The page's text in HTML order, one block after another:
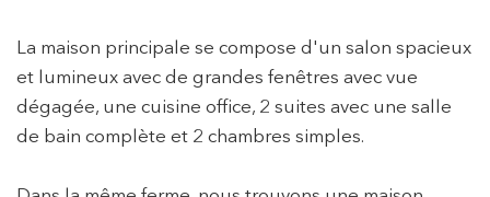
La maison principale se compose d'un salon spacieux
et lumineux avec de grandes fenêtres avec vue
dégagée, une cuisine office, 2 suites avec une salle
de bain complète et 2 chambres simples.